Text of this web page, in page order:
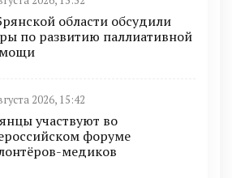
области обсудили
по развитию паллиативной
2026, 15:42
участвуют во
форуме
медиков